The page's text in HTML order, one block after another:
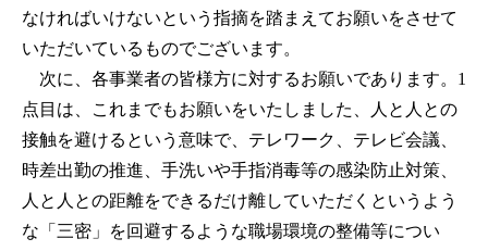
なければいけないという指摘を踏まえてお願いをさせて
いただいているものでございます。
次に、各事業者の皆様方に対するお願いであります。1
点目は、これまでもお願いをいたしました、人と人との
接触を避けるという意味で、テレワーク、テレビ会議、
時差出勤の推進、手洗いや手指消毒等の感染防止対策、
人と人との距離をできるだけ離していただくというよう
な「三密」を回避するような職場環境の整備等につい